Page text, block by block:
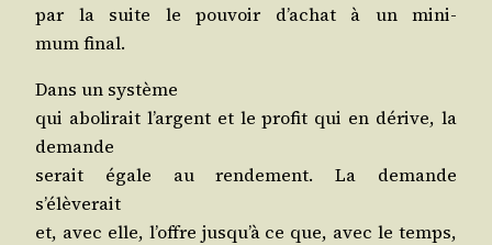
par la suite le pou­voir d’a­chat à un mini­
mum final.
Dans un système
qui abo­li­rait l’argent et le pro­fit qui en dérive, la
demande
serait égale au ren­de­ment. La demande
s’élèverait
et, avec elle, l’offre jus­qu’à ce que, avec le temps,